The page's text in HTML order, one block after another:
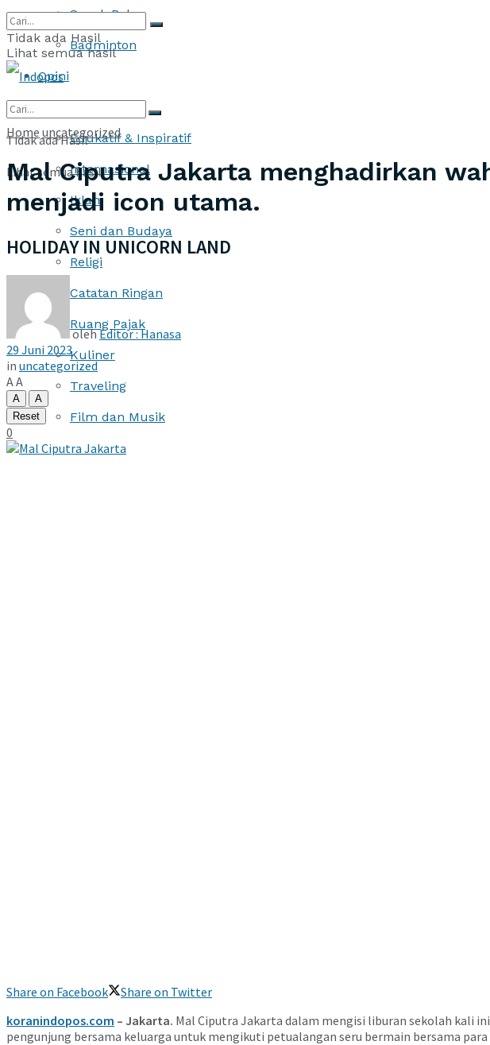
Sepak Bola
Badminton
Opini
Edukatif & Inspiratif
Internasional
Iklan
Seni dan Budaya
Religi
Catatan Ringan
Ruang Pajak
Kuliner
Traveling
Film dan Musik
Tidak ada Hasil
Lihat semua hasil
Tidak ada Hasil
Lihat semua hasil
Home uncategorized
Mal Ciputra Jakarta menghadirkan
menjadi icon utama.
HOLIDAY IN UNICORN LAND
olehEditor : Hanasa
29 Juni 2023
in uncategorized
AA
A
A
Reset
0
Share on Facebook
Share on Twitter
koranindopos.com – Jakarta. Mal Ciputra Jakarta dalam mengisi liburan sekolah kali
pengunjung bersama keluarga untuk mengikuti petualangan seru bermain bersama